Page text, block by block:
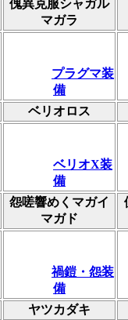
傀異克服シャガル
マガラ
プラグマ装
備
ベリオロス
ベリオX装
備
怨嗟響めくマガイ
マガド
禍鎧・怨装
備
ヤツカダキ